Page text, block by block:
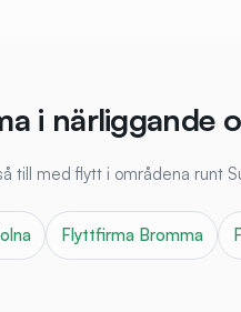
i närliggande
till med flytt i områdena runt
Flyttfirma Bromma